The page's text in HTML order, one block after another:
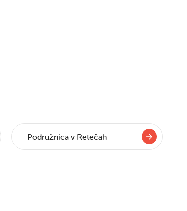
Podružnica v Retečah